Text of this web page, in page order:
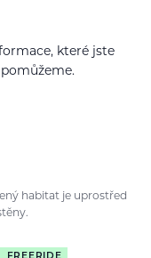
které jste
pomůžeme.
habitat je uprostřed